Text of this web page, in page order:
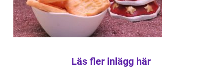
Läs fler inlägg här